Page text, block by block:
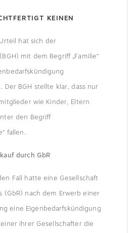
KEINEN
hat sich der
mit dem Begriff „Familie“
Der BGH stellte klar, dass nur
wie Kinder, Eltern
den Begriff
fallen.
durch GbR
Fall hatte eine Gesellschaft
(GbR) nach dem Erwerb einer
eine Eigenbedarfskündigung
ihrer Gesellschafter die